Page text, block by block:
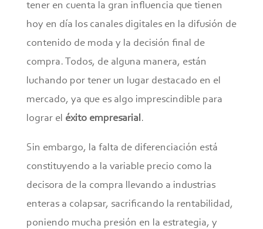
tener en cuenta la gran influencia que tienen
hoy en día los canales digitales en la difusión de
contenido de moda y la decisión final de
compra. Todos, de alguna manera, están
luchando por tener un lugar destacado en el
mercado, ya que es algo imprescindible para
lograr el éxito empresarial.
Sin embargo, la falta de diferenciación está
constituyendo a la variable precio como la
decisora de la compra llevando a industrias
enteras a colapsar, sacrificando la rentabilidad,
poniendo mucha presión en la estrategia, y